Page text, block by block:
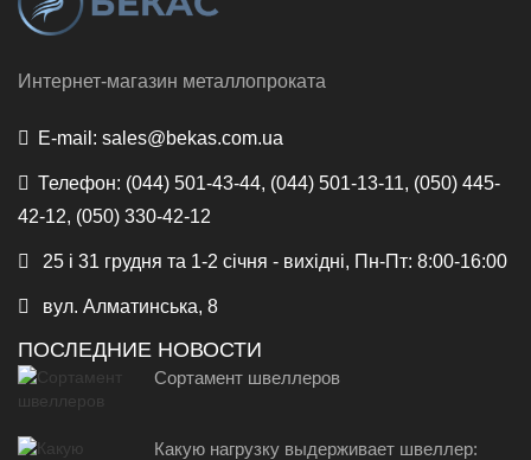
Интернет-магазин металлопроката
E-mail: sales@bekas.com.ua
Телефон: (044) 501-43-44, (044) 501-13-11, (050) 445-
42-12, (050) 330-42-12
25 і 31 грудня та 1-2 січня - вихідні, Пн-Пт: 8:00-16:00
вул. Алматинська, 8
ПОСЛЕДНИЕ НОВОСТИ
Сортамент швеллеров
Какую нагрузку выдерживает швеллер: